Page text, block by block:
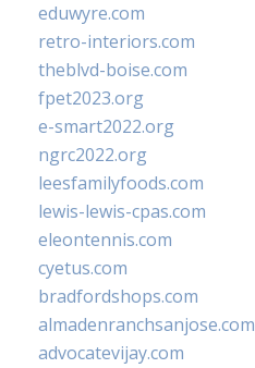
eduwyre.com
retro-interiors.com
theblvd-boise.com
fpet2023.org
e-smart2022.org
ngrc2022.org
leesfamilyfoods.com
lewis-lewis-cpas.com
eleontennis.com
cyetus.com
bradfordshops.com
almadenranchsanjose.com
advocatevijay.com